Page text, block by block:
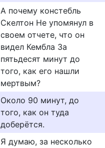
А почему констебль
Скелтон Не упомянул в
своем отчете, что он
видел Кембла За
пятьдесят минут до
того, как его нашли
мертвым?
Около 90 минут, до
того, как он туда
доберётся.
Я думаю, за несколько